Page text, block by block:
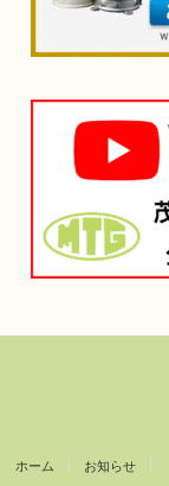
ホーム お知らせ